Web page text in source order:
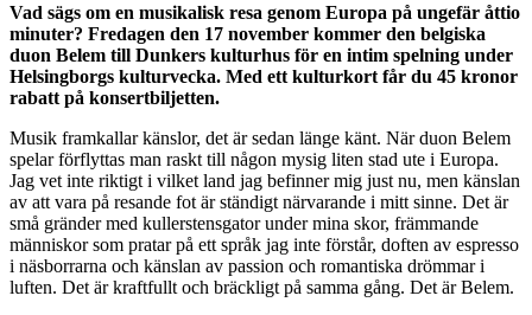
Vad sägs om en musikalisk resa genom Europa på ungefär åttio
minuter? Fredagen den 17 november kommer den belgiska
duon Belem till Dunkers kulturhus för en intim spelning under
Helsingborgs kulturvecka. Med ett kulturkort får du 45 kronor
rabatt på konsertbiljetten.
Musik framkallar känslor, det är sedan länge känt. När duon Belem
spelar förflyttas man raskt till någon mysig liten stad ute i Europa.
Jag vet inte riktigt i vilket land jag befinner mig just nu, men känslan
av att vara på resande fot är ständigt närvarande i mitt sinne. Det är
små gränder med kullerstensgator under mina skor, främmande
människor som pratar på ett språk jag inte förstår, doften av espresso
i näsborrarna och känslan av passion och romantiska drömmar i
luften. Det är kraftfullt och bräckligt på samma gång. Det är Belem.